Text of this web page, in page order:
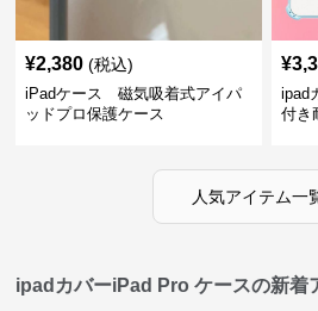
¥2,380 (税込)
iPadケース 磁気吸着式アイパ
ッドプロ保護ケース
¥
ipad
付き
人気アイテム一
ipadカバーiPad Pro ケースの新着